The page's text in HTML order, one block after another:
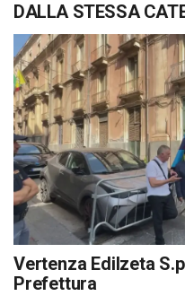
DALLA STESSA
Vertenza Edilzeta
Prefettura